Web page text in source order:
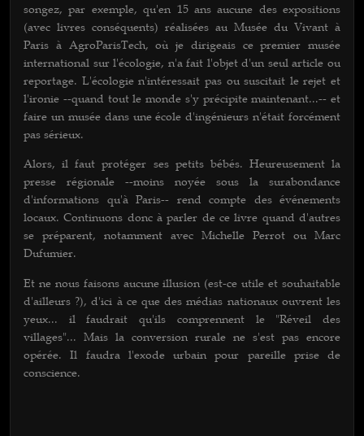
songez, par exemple, qu'en 15 ans aucune des expositions
(avec livres conséquents) réalisées au Musée du Vivant à
Paris à AgroParisTech, où je dirigeais ce premier musée
international sur l'écologie, n'a fait l'objet d'un seul article ou
reportage. L'écologie n'intéressait pas ou suscitait le rejet et
l'ironie --quand tout le monde s'y précipite maintenant...-- et
faire un musée dans une école d'ingénieurs n'était forcément
pas sérieux.
Alors, il faut protéger ses petits bébés. Heureusement la
presse régionale --moins noyée sous la surabondance
d'informations qu'à Paris-- rend compte des événements
locaux. Continuons donc à parler de ce livre quand d'autres
se préparent, notamment avec Michelle Perrot ou Marc
Dufumier.
Et ne nous faisons aucune illusion (est-ce utile et souhaitable
d'ailleurs ?), d'ici à ce que des médias nationaux ouvrent les
yeux... il faudrait qu'ils comprennent le "Réveil des
villages"... Mais la conversion rurale ne s'est pas encore
opérée. Il faudra l'exode urbain pour pareille prise de
conscience.